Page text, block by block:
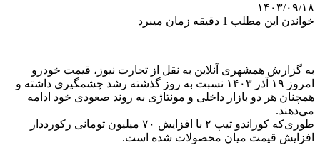
۱۴۰۳/۰۹/۱۸
خواندن این مطلب 1 دقیقه زمان میبرد
به گزارش همشهری آنلاین به نقل از تجارت نیوز، قیمت خودرو
امروز ۱۹ آذر ۱۴۰۳ نسبت به روز گذشته رشد چشمگیری داشته و
همچنان هر دو بازار داخلی و مونتاژی به روند صعودی خود ادامه
می‌دهند.
طوری‌که کوراندو تیپ ۲ با افزایش ۷۰ میلیون تومانی رکورددار
افزایش قیمت میان محصولات شده است.